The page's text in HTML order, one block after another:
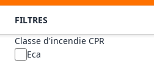
FILTRES
Classe d'incendie CPR
Eca